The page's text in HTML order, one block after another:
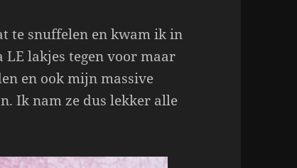
te snuffelen en kwam ik in
LE lakjes tegen voor maar
en ook mijn massive
Ik nam ze dus lekker alle